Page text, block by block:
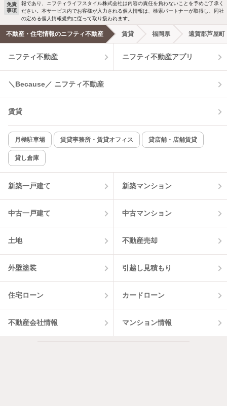
洗濯機置場あり 独立洗面台
エアコンあり 都市ガス
温水洗浄便座 オートロック
コンロ2口以上
新着のみ インターネット無料
該当件数:
物件一覧に反映
新着メール通知を受け取る
免責
事項
報であり、ニフティライフスタイル株式会社は内容の責任を負わないことを予めご了承く
ださい。本サービス内でお客様が入力される個人情報は、検索パートナーが取得し、同社
の定める個人情報規約に従って取り扱われます。
不動産・住宅情報のニフティ不動産 賃貸 福岡県 遠賀郡芦屋町
ニフティ不動産 ニフティ不動産アプリ
＼Because／ ニフティ不動産
賃貸
月極駐車場 賃貸事務所・賃貸オフィス 貸店舗・店舗賃貸
貸し倉庫
新築一戸建て 新築マンション
中古一戸建て 中古マンション
土地 不動産売却
外壁塗装 引越し見積もり
住宅ローン カードローン
不動産会社情報 マンション情報